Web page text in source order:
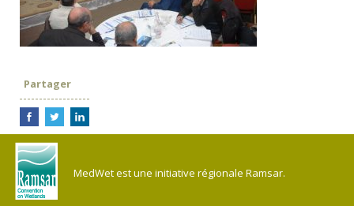
Partager
MedWet est une initiative régionale Ramsar.